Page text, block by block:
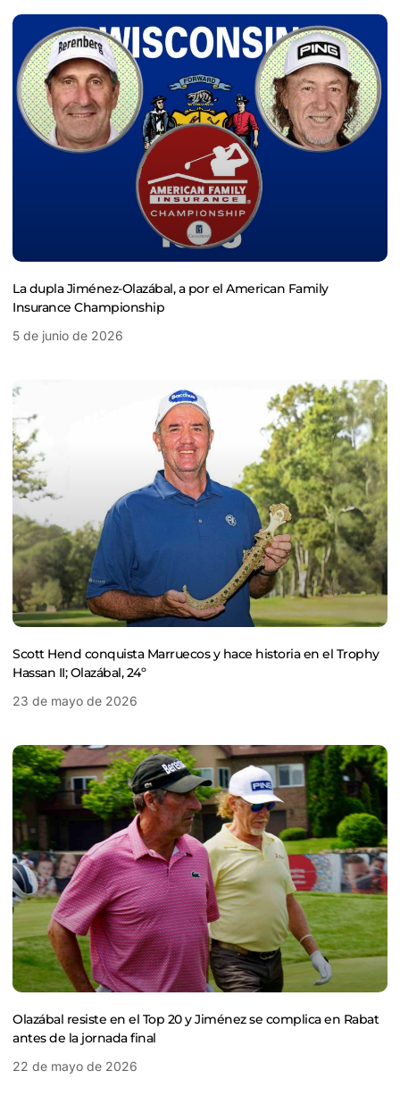
La dupla Jiménez-Olazábal, a por el American Family
Insurance Championship
5 de junio de 2026
Scott Hend conquista Marruecos y hace historia en el Trophy
Hassan II; Olazábal, 24º
23 de mayo de 2026
Olazábal resiste en el Top 20 y Jiménez se complica en Rabat
antes de la jornada final
22 de mayo de 2026